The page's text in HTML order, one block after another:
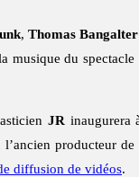
, Thomas Bangalter
musique du spectacle
JR inaugurera
l’ancien producteur
diffusion de vidéos.